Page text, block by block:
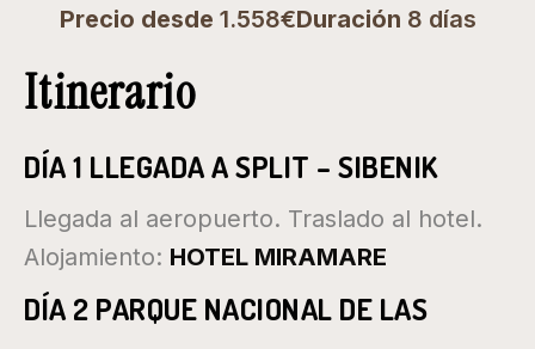
Precio desde 1.558€Duración 8 días
Itinerario
DÍA 1 LLEGADA A SPLIT – SIBENIK
Llegada al aeropuerto. Traslado al hotel.
Alojamiento: HOTEL MIRAMARE
DÍA 2 PARQUE NACIONAL DE LAS